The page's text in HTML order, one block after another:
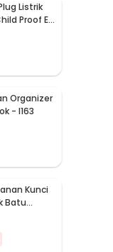
Listrik
Proof EU
Organizer
- I163
Kunci
Batu